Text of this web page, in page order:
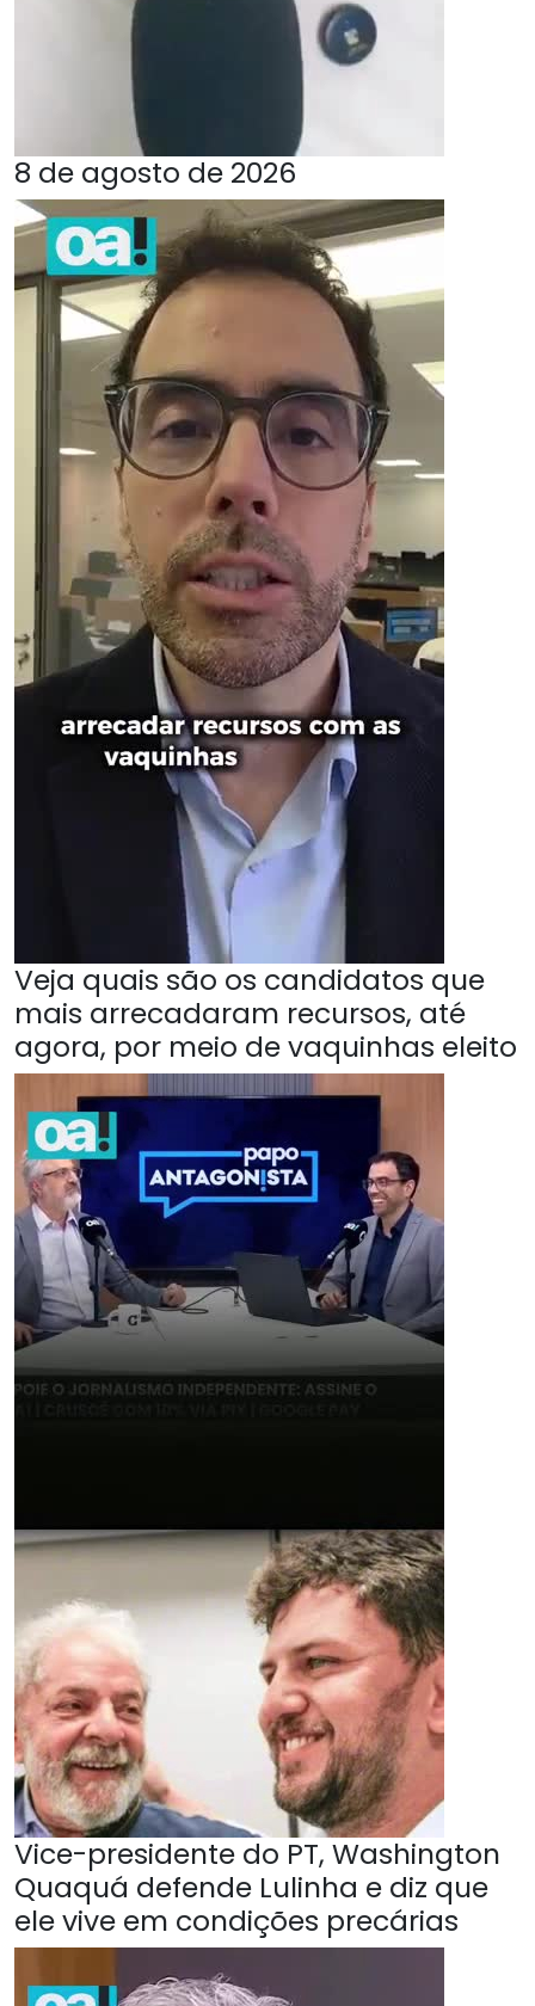
8 de agosto de 2026
Veja quais são os candidatos que
mais arrecadaram recursos, até
agora, por meio de vaquinhas eleito
Vice-presidente do PT, Washington
Quaquá defende Lulinha e diz que
ele vive em condições precárias